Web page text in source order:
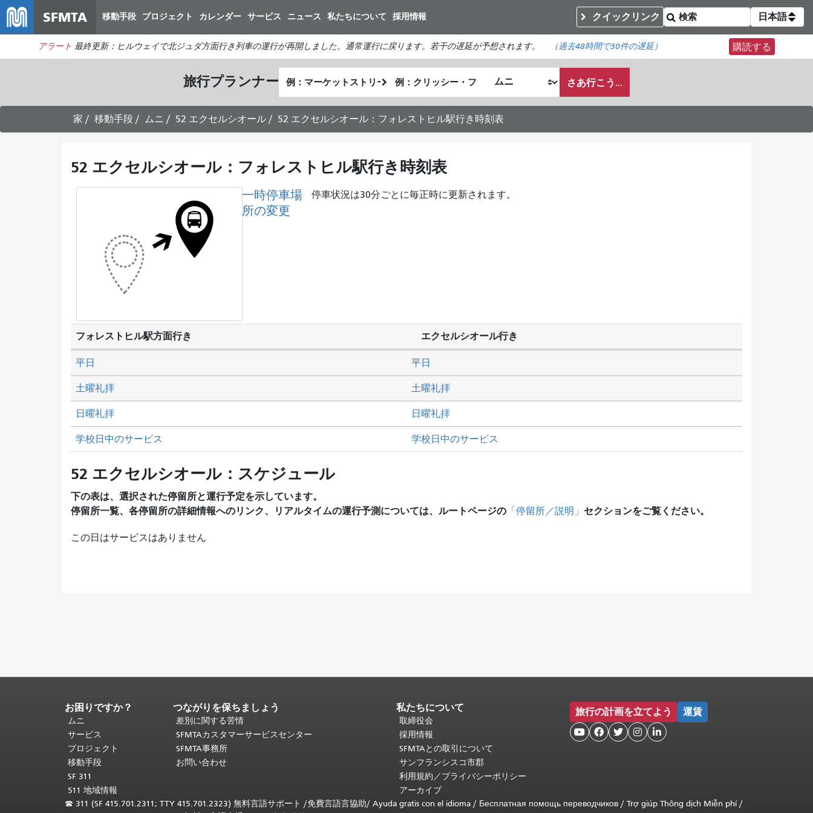
イ
ン
コ
ン
テ
ン
ツ
に
SFMTA 移動手段 プロジェクト カレンダー サービス ニュース 私たちについて 採用情報 クイックリンク 日本語
アラート 最終更新：ヒルウェイで北ジュダ方面行き列車の運行が再開しました。通常運行に戻ります。若干の遅延が予想されます。 （過去48時間で30件の遅延） 購読する
旅行プランナー 出
発
地
点
終
了
地
点
が
ど
の
旅
さあ行こう...
家 移動手段 ムニ 52 エクセルシオール 52 エクセルシオール：フォレストヒル駅行き時刻表
52 エクセルシオール：フォレストヒル駅行き時刻表
一時停車場
所の変更
停車状況は30分ごとに毎正時に更新されます。
フォレストヒル駅方面行き エクセルシオール行き
土曜礼拝 土曜礼拝
日曜礼拝 日曜礼拝
平日 平日
学校日中のサービス 学校日中のサービス
52 エクセルシオール：スケジュール
下の表は、選択された停留所と運行予定を示しています。
停留所一覧、各停留所の詳細情報へのリンク、リアルタイムの運行予測については、ルートページの 「停留所／説明」 セクションをご覧ください。
この日はサービスはありません
ペ
ー
ジ
コ
ン
テ
の
お困りですか？
ムニ
サービス
プロジェクト
移動手段
SF 311
511 地域情報
つながりを保ちましょう
差別に関する苦情
SFMTAカスタマーサービスセンター
SFMTA事務所
お問い合わせ
私たちについて
取締役会
採用情報
SFMTAとの取引について
サンフランシスコ市郡
利用規約／プライバシーポリシー
アーカイブ
旅行の計画を立てよう 運賃
    
☎ 311 (SF 415.701.2311; TTY 415.701.2323) 無料言語サポート /免費言語言協助/ Ayuda gratis con el idioma / Бесплатная помощь переводчиков / Trợ giúp Thông dịch Miễn phí/